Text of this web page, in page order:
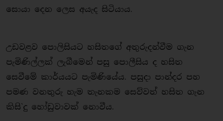
සොයා දෙන ලෙස අයැද සිටියාය.
උඩවළව පොලිසියට හසිතගේ අතුරුදන්වීම ගැන
පැමිණිල්ලක් ලැබීමෙන් පසු පොලීසිය ද හසිත
සෙවීමේ කාර්යයට පැමිණියේය. පසුදා පාන්දර පහ
පමණ වනතුරු හැම තැනකම සෙව්වත් හසිත ගැන
කිසි`දු හෝඩුවාවක් නොවීය.